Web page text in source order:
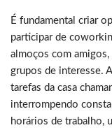
É fundamental criar
participar de
almoços com
grupos de interesse.
tarefas da casa
interrompendo
horários de trabalho,